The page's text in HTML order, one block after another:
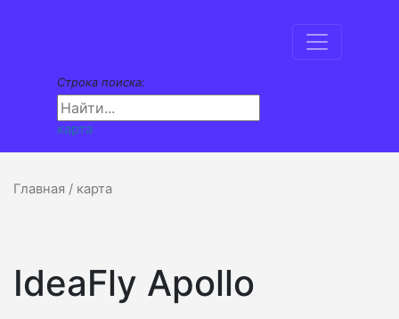
Строка поиска:
карта
Главная / карта
IdeaFly Apollo